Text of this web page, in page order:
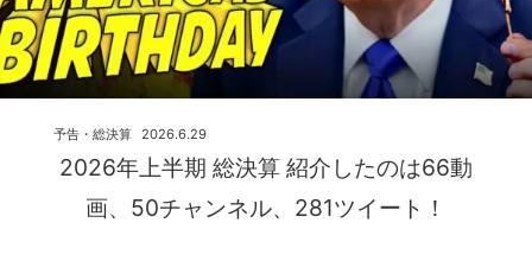
2026年上半期 総決算 紹介したのは66動
画、50チャンネル、281ツイート！
2026.6.29
予告・総決算